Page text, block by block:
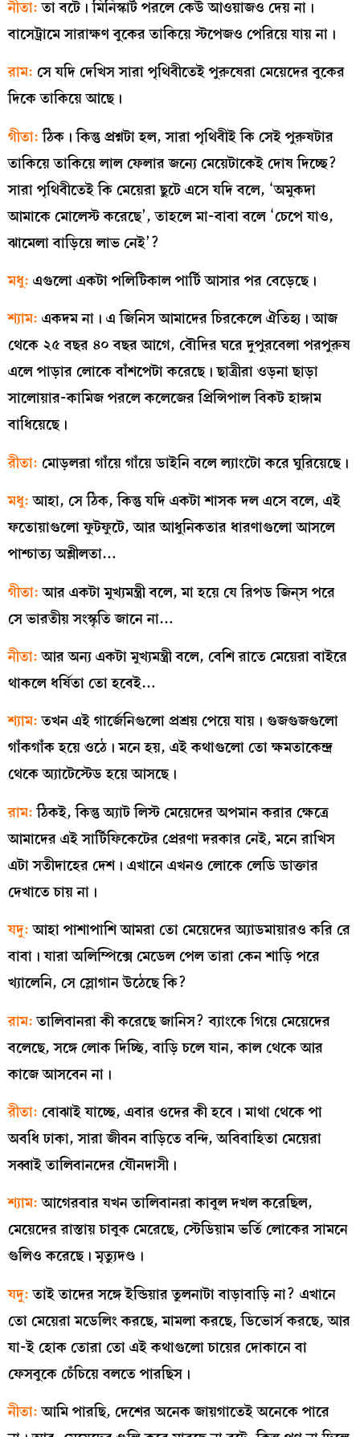
নীতা:তা বটে। মিনিস্কার্ট পরলে কেউ আওয়াজও দেয় না।
বাসেট্রামে সারাক্ষণ বুকের তাকিয়ে স্টপেজও পেরিয়ে যায় না।
রাম: সে যদি দেখিস সারা পৃথিবীতেই পুরুষেরা মেয়েদের বুকের
দিকে তাকিয়ে আছে।
গীতা:ঠিক। কিন্তু প্রশ্নটা হল, সারা পৃথিবীই কি সেই পুরুষটার
তাকিয়ে তাকিয়ে লাল ফেলার জন্যে মেয়েটাকেই দোষ দিচ্ছে?
সারা পৃথিবীতেই কি মেয়েরা ছুটে এসে যদি বলে, ‘অমুকদা
আমাকে মোলেস্ট করেছে’, তাহলে মা-বাবা বলে ‘চেপে যাও,
ঝামেলা বাড়িয়ে লাভ নেই’?
মধু: এগুলো একটা পলিটিকাল পার্টি আসার পর বেড়েছে।
শ্যাম: একদম না। এ জিনিস আমাদের চিরকেলে ঐতিহ্য। আজ
থেকে ২৫ বছর ৪০ বছর আগে, বৌদির ঘরে দুপুরবেলা পরপুরুষ
এলে পাড়ার লোকে বাঁশপেটা করেছে। ছাত্রীরা ওড়না ছাড়া
সালোয়ার-কামিজ পরলে কলেজের প্রিন্সিপাল বিকট হাঙ্গাম
বাধিয়েছে।
রীতা: মোড়লরা গাঁয়ে গাঁয়ে ডাইনি বলে ল্যাংটো করে ঘুরিয়েছে।
মধু:আহা, সে ঠিক, কিন্তু যদি একটা শাসক দল এসে বলে, এই
ফতোয়াগুলো ফুটফুটে, আর আধুনিকতার ধারণাগুলো আসলে
পাশ্চাত্য অশ্লীলতা…
গীতা:আর একটা মুখ্যমন্ত্রী বলে, মা হয়ে যে রিপড জিন্‌স পরে
সে ভারতীয় সংস্কৃতি জানে না…
নীতা:আর অন্য একটা মুখ্যমন্ত্রী বলে, বেশি রাতে মেয়েরা বাইরে
থাকলে ধর্ষিতা তো হবেই…
শ্যাম:তখন এই গার্জেনিগুলো প্রশ্রয় পেয়ে যায়। গুজগুজগুলো
গাঁকগাঁক হয়ে ওঠে। মনে হয়, এই কথাগুলো তো ক্ষমতাকেন্দ্র
থেকে অ্যাটেস্টেড হয়ে আসছে।
রাম:ঠিকই, কিন্তু অ্যাট লিস্ট মেয়েদের অপমান করার ক্ষেত্রে
আমাদের এই সার্টিফিকেটের প্রেরণা দরকার নেই, মনে রাখিস
এটা সতীদাহের দেশ। এখানে এখনও লোকে লেডি ডাক্তার
দেখাতে চায় না।
যদু:আহা পাশাপাশি আমরা তো মেয়েদের অ্যাডমায়ারও করি রে
বাবা। যারা অলিম্পিক্সে মেডেল পেল তারা কেন শাড়ি পরে
খ্যালেনি, সে স্লোগান উঠেছে কি?
রাম:তালিবানরা কী করেছে জানিস? ব্যাংকে গিয়ে মেয়েদের
বলেছে, সঙ্গে লোক দিচ্ছি, বাড়ি চলে যান, কাল থেকে আর
কাজে আসবেন না।
রীতা: বোঝাই যাচ্ছে, এবার ওদের কী হবে। মাথা থেকে পা
অবধি ঢাকা, সারা জীবন বাড়িতে বন্দি, অবিবাহিতা মেয়েরা
সব্বাই তালিবানদের যৌনদাসী।
শ্যাম:আগেরবার যখন তালিবানরা কাবুল দখল করেছিল,
মেয়েদের রাস্তায় চাবুক মেরেছে, স্টেডিয়াম ভর্তি লোকের সামনে
গুলিও করেছে। মৃত্যুদণ্ড।
যদু:তাই তাদের সঙ্গে ইন্ডিয়ার তুলনাটা বাড়াবাড়ি না? এখানে
তো মেয়েরা মডেলিং করছে, মামলা করছে, ডিভোর্স করছে, আর
যা-ই হোক তোরা তো এই কথাগুলো চায়ের দোকানে বা
ফেসবুকে চেঁচিয়ে বলতে পারছিস।
নীতা:আমি পারছি, দেশের অনেক জায়গাতেই অনেকে পারে